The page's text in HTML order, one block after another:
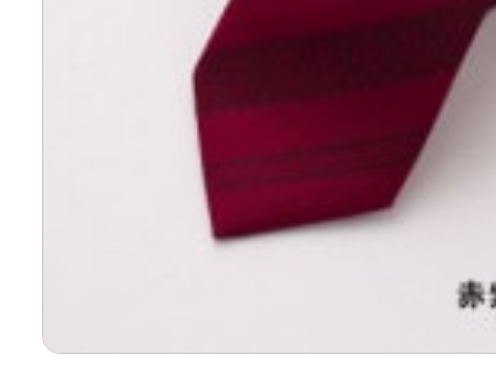
ふるさと納税の基礎知識
10秒ぴったり診断
はじめるバイブルとは